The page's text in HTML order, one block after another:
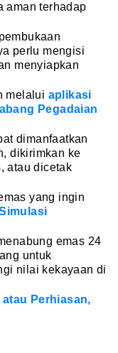
aman terhadap
perlu mengisi
menyiapkan
melalui aplikasi
Pegadaian
dimanfaatkan
dikirimkan ke
atau dicetak
yang ingin
emas 24
untuk
nilai kekayaan di
atau Perhiasan,